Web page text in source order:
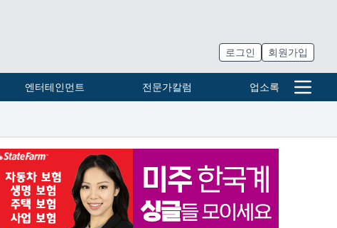
로그인 회원가입
엔터테인먼트 전문가칼럼 업소록